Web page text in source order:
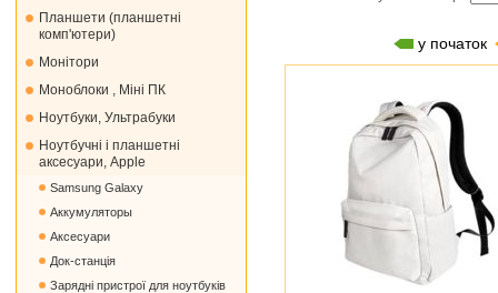
Планшети (планшетні
комп'ютери)
Монiтори
Моноблоки , Міні ПК
Ноутбуки, Ультрабуки
Ноутбучні і планшетні
аксесуари, Apple
Samsung Galaxy
Аккумуляторы
Аксесуари
Док-станція
Зарядні пристрої для ноутбуків
у початок